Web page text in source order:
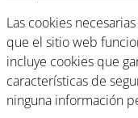
Las cookies
que el sitio web
incluye cookies que
características de
ninguna información